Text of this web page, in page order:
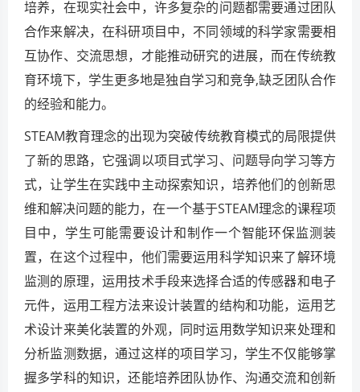
培养，在现实社会中，许多复杂的问题都需要通过团队
合作来解决，在科研项目中，不同领域的科学家需要相
互协作、交流思想，才能推动研究的进展，而在传统教
育环境下，学生更多地是独自学习和竞争,缺乏团队合作
的经验和能力。
STEAM教育理念的出现为突破传统教育模式的局限提供
了新的思路，它强调以项目式学习、问题导向学习等方
式，让学生在实践中主动探索知识，培养他们的创新思
维和解决问题的能力，在一个基于STEAM理念的课程项
目中，学生可能需要设计和制作一个智能环保监测装
置，在这个过程中，他们需要运用科学知识来了解环境
监测的原理，运用技术手段来选择合适的传感器和电子
元件，运用工程方法来设计装置的结构和功能，运用艺
术设计来美化装置的外观，同时运用数学知识来处理和
分析监测数据，通过这样的项目学习，学生不仅能够掌
握多学科的知识，还能培养团队协作、沟通交流和创新